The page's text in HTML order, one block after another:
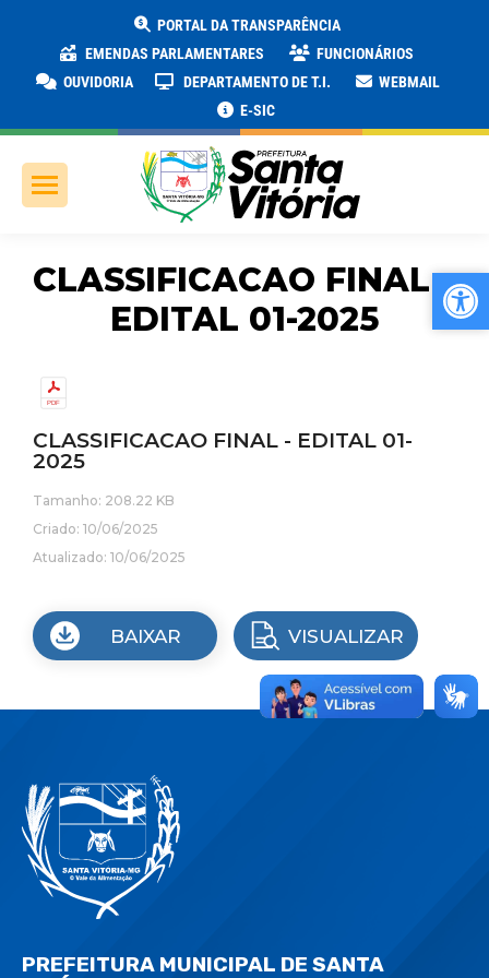
PORTAL DA TRANSPARÊNCIA
EMENDAS PARLAMENTARES
FUNCIONÁRIOS
OUVIDORIA
DEPARTAMENTO DE T.I.
WEBMAIL
E-SIC
CLASSIFICACAO FINAL –
EDITAL 01-2025
CLASSIFICACAO FINAL - EDITAL 01-
2025
Tamanho: 208.22 KB
Criado: 10/06/2025
Atualizado: 10/06/2025
BAIXAR VISUALIZAR
PREFEITURA MUNICIPAL DE SANTA